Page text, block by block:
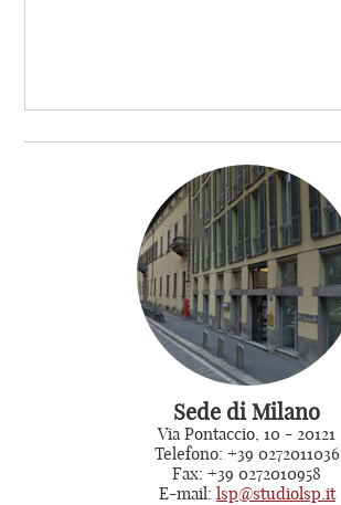
Sede di Milano
Via Pontaccio, 10 - 20121
Telefono: +39 0272011036
Fax: +39 0272010958
E-mail: lsp@studiolsp.it